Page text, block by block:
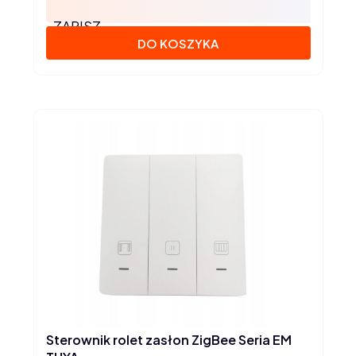
ZAPISZ
DO KOSZYKA
Sterownik rolet zasłon ZigBee Seria EM